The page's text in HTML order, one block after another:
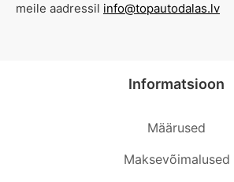
meile aadressil info@topautodalas.lv
Informatsioon
Määrused
Maksevõimalused